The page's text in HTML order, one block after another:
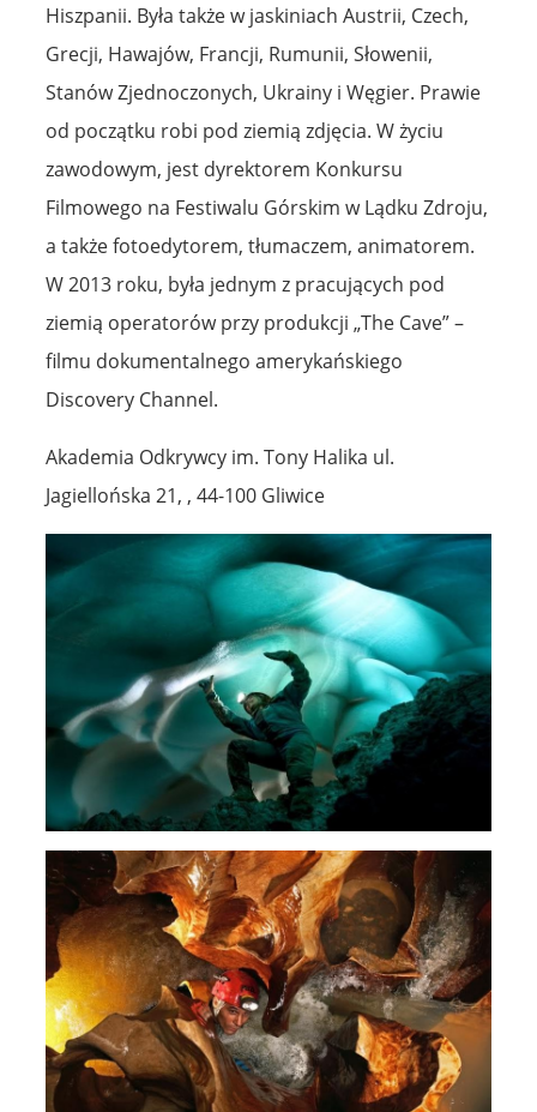
Hiszpanii. Była także w jaskiniach Austrii, Czech,
Grecji, Hawajów, Francji, Rumunii, Słowenii,
Stanów Zjednoczonych, Ukrainy i Węgier. Prawie
od początku robi pod ziemią zdjęcia. W życiu
zawodowym, jest dyrektorem Konkursu
Filmowego na Festiwalu Górskim w Lądku Zdroju,
a także fotoedytorem, tłumaczem, animatorem.
W 2013 roku, była jednym z pracujących pod
ziemią operatorów przy produkcji „The Cave” –
filmu dokumentalnego amerykańskiego
Discovery Channel.
Akademia Odkrywcy im. Tony Halika ul.
Jagiellońska 21, , 44-100 Gliwice